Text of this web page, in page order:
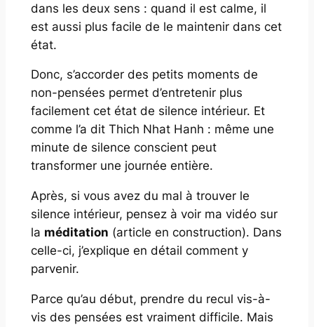
dans les deux sens : quand il est calme, il
est aussi plus facile de le maintenir dans cet
état.
Donc, s’accorder des petits moments de
non-pensées permet d’entretenir plus
facilement cet état de silence intérieur. Et
comme l’a dit Thich Nhat Hanh : même une
minute de silence conscient peut
transformer une journée entière.
Après, si vous avez du mal à trouver le
silence intérieur, pensez à voir ma vidéo sur
la méditation (article en construction). Dans
celle-ci, j’explique en détail comment y
parvenir.
Parce qu’au début, prendre du recul vis-à-
vis des pensées est vraiment difficile. Mais